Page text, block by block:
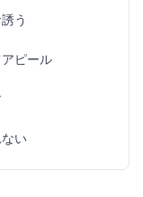
う
ピール
い